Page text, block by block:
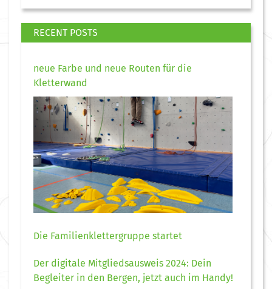
RECENT POSTS
neue Farbe und neue Routen für die
Kletterwand
Die Familienklettergruppe startet
Der digitale Mitgliedsausweis 2024: Dein
Begleiter in den Bergen, jetzt auch im Handy!